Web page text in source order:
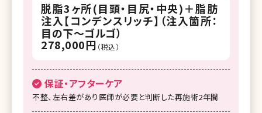
脱脂3ヶ所(目頭・目尻・中央)＋脂肪
注入【コンデンスリッチ】（注入箇所：
目の下～ゴルゴ）
278,000円 （税込）
保証・アフターケア
不整、左右差があり医師が必要と判断した再施術2年間